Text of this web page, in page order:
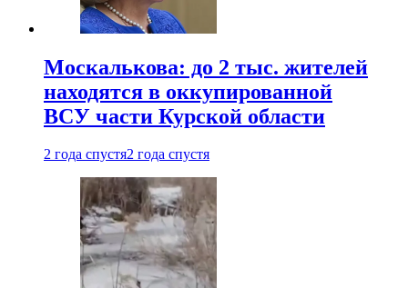
Москалькова: до 2 тыс. жителей
находятся в оккупированной
ВСУ части Курской области
2 года спустя2 года спустя